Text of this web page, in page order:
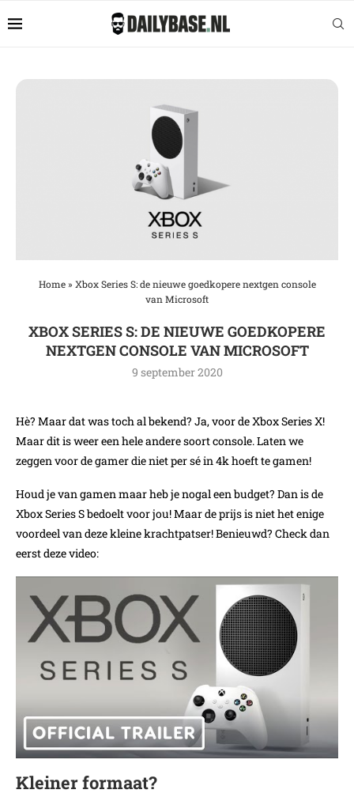
Home» Xbox Series S: de nieuwe goedkopere nextgen console
van Microsoft
XBOX SERIES S: DE NIEUWE GOEDKOPERE
NEXTGEN CONSOLE VAN MICROSOFT
9 september 2020
Hè? Maar dat was toch al bekend? Ja, voor de Xbox Series X!
Maar dit is weer een hele andere soort console. Laten we
zeggen voor de gamer die niet per sé in 4k hoeft te gamen!
Houd je van gamen maar heb je nogal een budget? Dan is de
Xbox Series S bedoelt voor jou! Maar de prijs is niet het enige
voordeel van deze kleine krachtpatser! Benieuwd? Check dan
eerst deze video:
Kleiner formaat?